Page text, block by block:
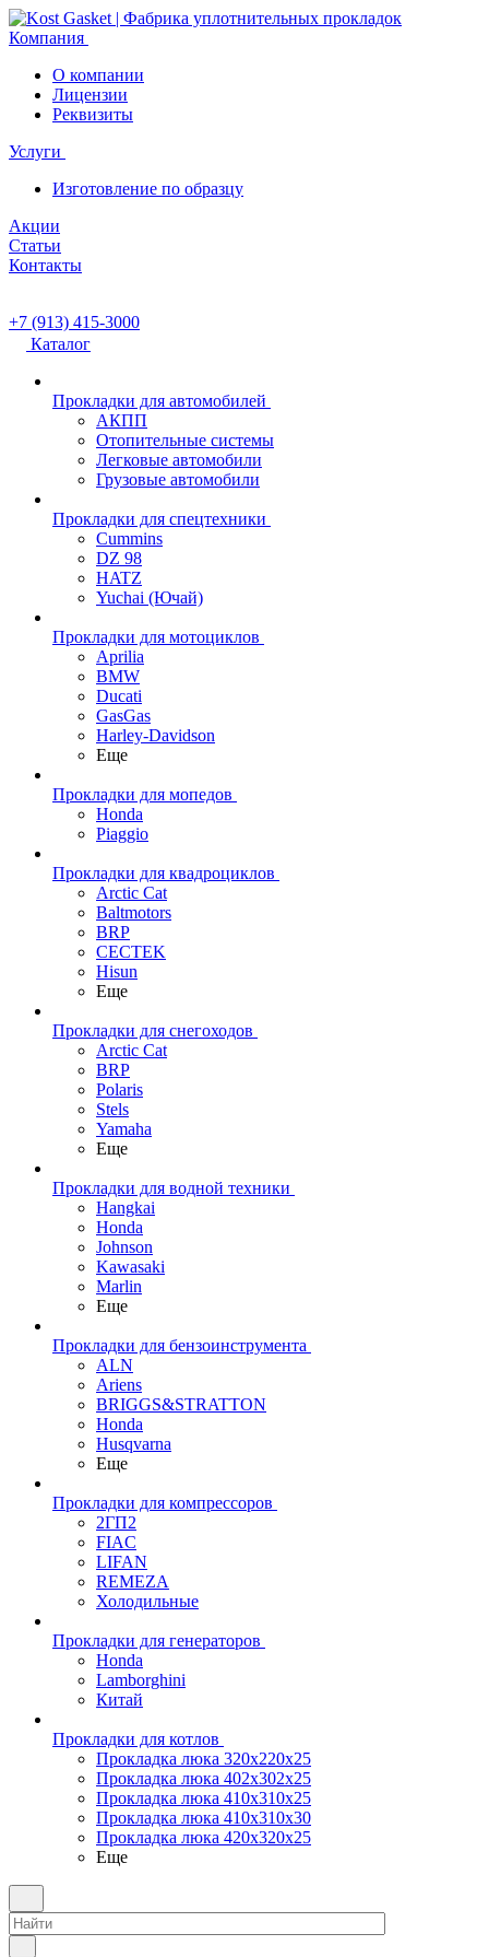
Компания
О компании
Лицензии
Реквизиты
Услуги
Изготовление по образцу
Акции
Статьи
Контакты
+7 (913) 415-3000
Каталог
Прокладки для автомобилей
АКПП
Отопительные системы
Легковые автомобили
Грузовые автомобили
Прокладки для спецтехники
Cummins
DZ 98
HATZ
Yuchai (Ючай)
Прокладки для мотоциклов
Aprilia
BMW
Ducati
GasGas
Harley-Davidson
Еще
Прокладки для мопедов
Honda
Piaggio
Прокладки для квадроциклов
Arctic Cat
Baltmotors
BRP
CECTEK
Hisun
Еще
Прокладки для снегоходов
Arctic Cat
BRP
Polaris
Stels
Yamaha
Еще
Прокладки для водной техники
Hangkai
Honda
Johnson
Kawasaki
Marlin
Еще
Прокладки для бензоинструмента
ALN
Ariens
BRIGGS&STRATTON
Honda
Husqvarna
Еще
Прокладки для компрессоров
2ГП2
FIAC
LIFAN
REMEZA
Холодильные
Прокладки для генераторов
Honda
Lamborghini
Китай
Прокладки для котлов
Прокладка люка 320x220x25
Прокладка люка 402x302x25
Прокладка люка 410x310x25
Прокладка люка 410х310х30
Прокладка люка 420x320x25
Еще